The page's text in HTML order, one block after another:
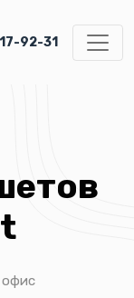
92-31